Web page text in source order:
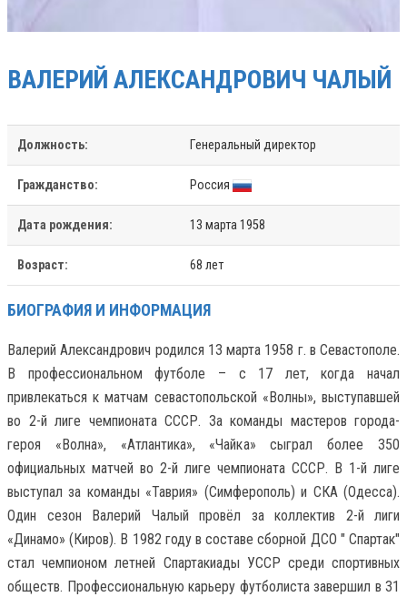
ВАЛЕРИЙ АЛЕКСАНДРОВИЧ ЧАЛЫЙ
Должность: Генеральный директор
Гражданство: Россия
Дата рождения: 13 марта 1958
Возраст: 68 лет
БИОГРАФИЯ И ИНФОРМАЦИЯ
Валерий Александрович родился 13 марта 1958 г. в Севастополе.
В профессиональном футболе – с 17 лет, когда начал
привлекаться к матчам севастопольской «Волны», выступавшей
во 2-й лиге чемпионата СССР. За команды мастеров города-
героя «Волна», «Атлантика», «Чайка» сыграл более 350
официальных матчей во 2-й лиге чемпионата СССР. В 1-й лиге
выступал за команды «Таврия» (Симферополь) и СКА (Одесса).
Один сезон Валерий Чалый провёл за коллектив 2-й лиги
«Динамо» (Киров). В 1982 году в составе сборной ДСО " Спартак"
стал чемпионом летней Спартакиады УССР среди спортивных
обществ. Профессиональную карьеру футболиста завершил в 31